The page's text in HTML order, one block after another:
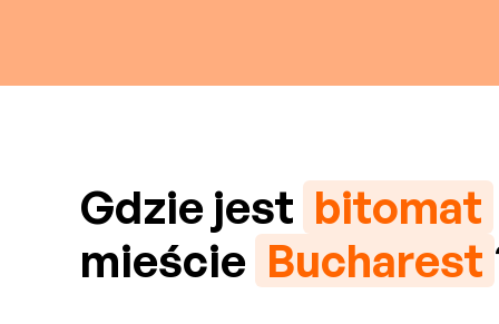
Gdzie jest bitomat
mieście Bucharest